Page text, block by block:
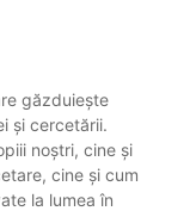
găzduiește
și cercetării.
noștri, cine și
cine și cum
la lumea în